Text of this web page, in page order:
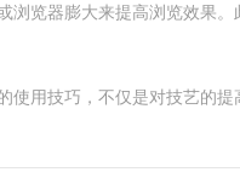
浏览器膨大来提高浏览效果
用技巧，不仅是对技艺的